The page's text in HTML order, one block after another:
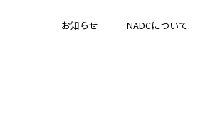
お知らせ NADCについて